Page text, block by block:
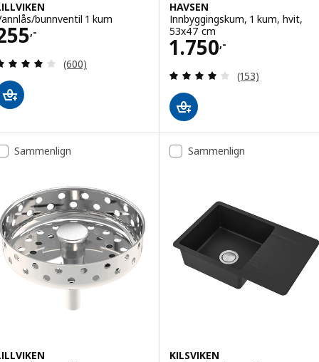
bunnventil 1 kum
,-
255,-
Gjennomgang: 3.9 av 5 stjerner. Samlede
(600)
HAVSEN
Innbyggingskum, 1 kum, hvit,
53x47 cm
1.750,-
Pris 1750,-
Gjennomgang:
(153)
Sammenlign Sammenlign
KILSVIKEN